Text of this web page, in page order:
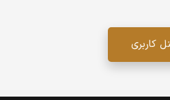
کاربری